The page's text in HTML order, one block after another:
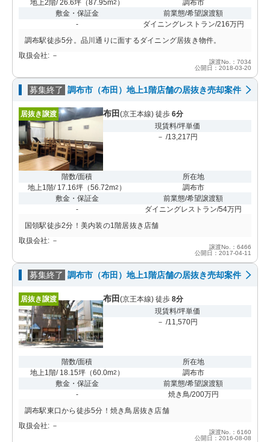
地上2階/ 26.6坪（87.95m2 ）
調布市
敷金・保証金
-
前業態/希望譲渡額
ダイニングレストラン/216万円
調布駅徒歩5分。品川通りに面するダイニング居抜き物件。
取扱会社: －
譲渡No.：7034
公開日：2018-03-20
募集終了 調布市（布田）地上1階店舗の居抜き売却案件
居抜き譲渡 布田 (京王本線) 徒歩 6分
現賃料/坪単価
－ /13,217円
階数/面積
地上1階/ 17.16坪 （56.72m2 ）
所在地
調布市
敷金・保証金
-
前業態/希望譲渡額
ダイニングレストラン/54万円
国領駅徒歩2分！美内装の1階居抜き店舗
取扱会社: －
譲渡No.：6466
公開日：2017-04-11
募集終了 調布市（布田）地上1階店舗の居抜き売却案件
居抜き譲渡 布田 (京王本線) 徒歩 8分
現賃料/坪単価
－ /11,570円
階数/面積
地上1階/ 18.15坪（60.0m2 ）
所在地
調布市
敷金・保証金
-
前業態/希望譲渡額
焼き鳥/200万円
調布駅東口から徒歩5分！焼き鳥居抜き店舗
取扱会社: －
譲渡No.：6160
公開日：2016-08-08